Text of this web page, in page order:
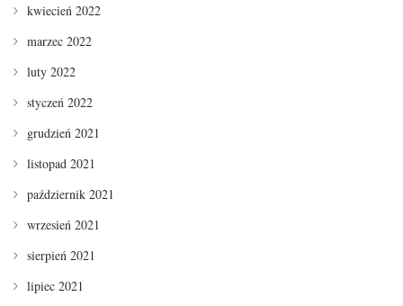
kwiecień 2022
marzec 2022
luty 2022
styczeń 2022
grudzień 2021
listopad 2021
październik 2021
wrzesień 2021
sierpień 2021
lipiec 2021